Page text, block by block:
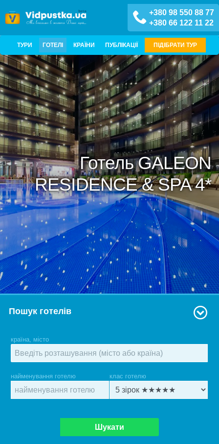
+380 98 550 88 77
+380 66 122 11 22
ТУРИ ГОТЕЛІ КРАЇНИ ПУБЛІКАЦІЇ ПІДІБРАТИ ТУР
Готель GALEON
RESIDENCE & SPA 4*
Пошук готелів
країна, місто
найменування готелю клас готелю
Шукати